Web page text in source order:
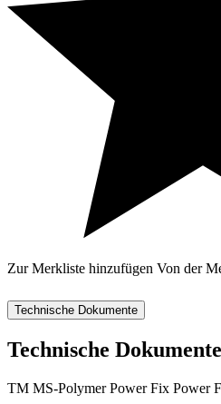
Zur Merkliste hinzufügen Von der
Technische Dokumente
Technische Dokumente
TM MS-Polymer Power Fix Power